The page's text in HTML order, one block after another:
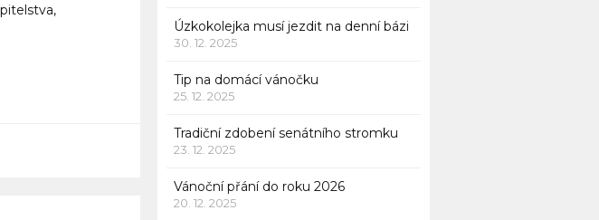
Úzkokolejka musí jezdit na denní bázi
30. 12. 2025
Tip na domácí vánočku
25. 12. 2025
Tradiční zdobení senátního stromku
23. 12. 2025
Vánoční přání do roku 2026
20. 12. 2025